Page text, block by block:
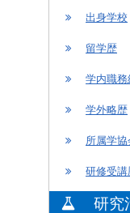
出身学校
留学歴
学内職務
学外略歴
所属学協
研修受講
研究